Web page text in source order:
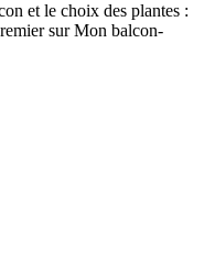
et le choix des plantes :
sur Mon balcon-